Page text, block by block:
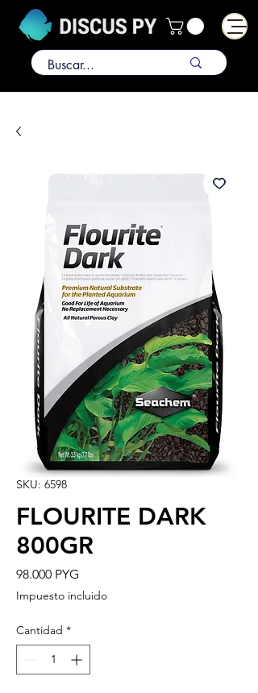
SKU: 6598
FLOURITE DARK
800GR
98.000 PYG
Impuesto incluido
Cantidad *